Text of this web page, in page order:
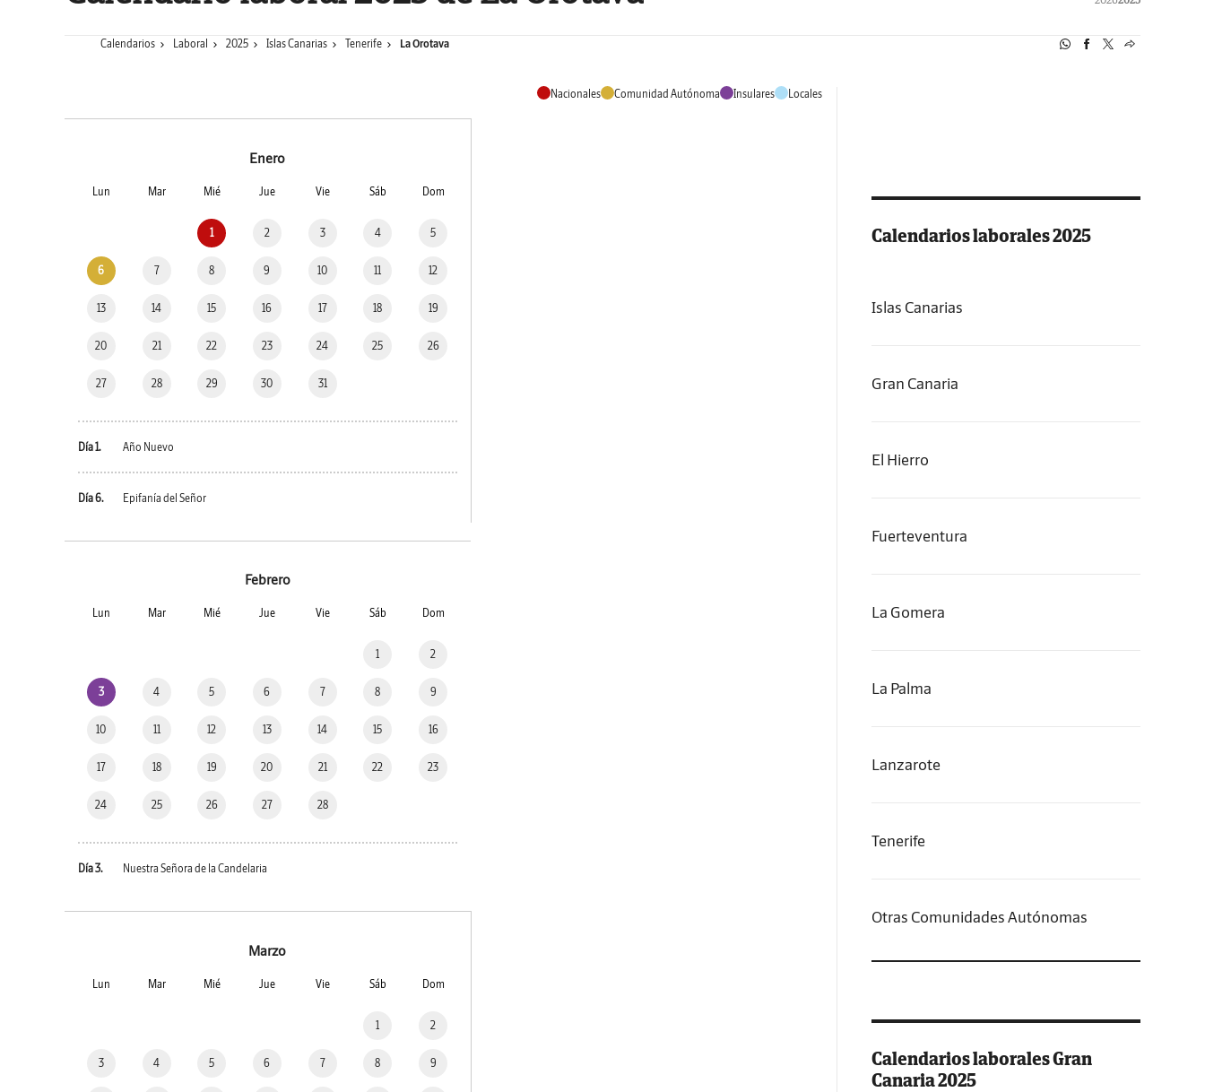
Calendarios Laboral 2025 Islas Canarias Tenerife La Orotava
Nacionales Comunidad Autónoma Insulares Locales
Enero
Lun Mar Mié Jue Vie Sáb Dom
1 2 3 4 5
6 7 8 9 10 11 12
13 14 15 16 17 18 19
20 21 22 23 24 25 26
27 28 29 30 31
Día 1. Año Nuevo
Día 6. Epifanía del Señor
Febrero
Lun Mar Mié Jue Vie Sáb Dom
1 2
3 4 5 6 7 8 9
10 11 12 13 14 15 16
17 18 19 20 21 22 23
24 25 26 27 28
Día 3. Nuestra Señora de la Candelaria
Marzo
Lun Mar Mié Jue Vie Sáb Dom
1 2
3 4 5 6 7 8 9
Calendarios laborales 2025
Islas Canarias
Gran Canaria
El Hierro
Fuerteventura
La Gomera
La Palma
Lanzarote
Tenerife
Otras Comunidades Autónomas
Calendarios laborales Gran
Canaria 2025